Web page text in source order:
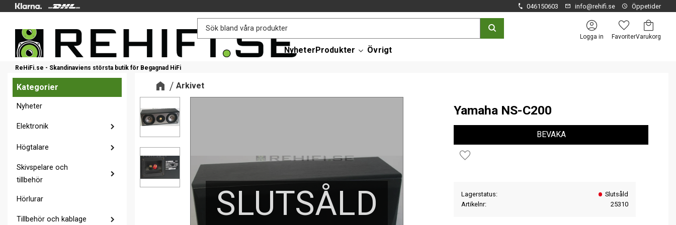
046150603 info@rehifi.se Öppetider
ReHiFi.se - Skandinaviens största butik för Begagnad HiFi
Logga in
Favoriter
Kundvagn
NyheterProdukter Övrigt
Arkivet
Yamaha NS-C200
SLUTSÅLD
Lägg till i favoriter
BEVAKA
Lagerstatus
Slutsåld
Artikelnr
25310
Kategorier
Nyheter
Elektronik
Högtalare
Skivspelare och
tillbehör
Hörlurar
Tillbehör och kablage